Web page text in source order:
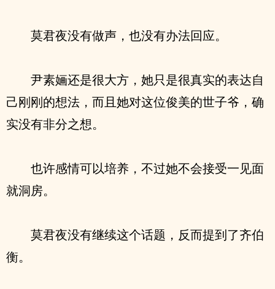
莫君夜没有做声，也没有办法回应。
尹素婳还是很大方，她只是很真实的表达自
己刚刚的想法，而且她对这位俊美的世子爷，确
实没有非分之想。
也许感情可以培养，不过她不会接受一见面
就洞房。
莫君夜没有继续这个话题，反而提到了齐伯
衡。